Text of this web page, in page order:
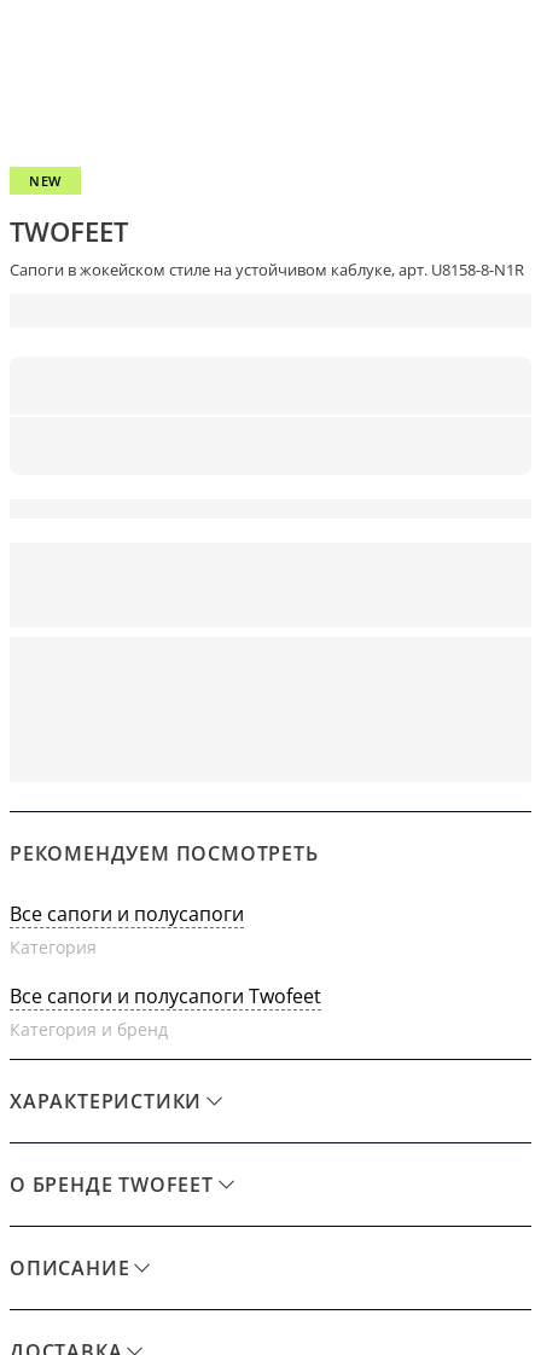
NEW
TWOFEET
Сапоги в жокейском стиле на устойчивом каблуке, арт. U8158-8-N1R
РЕКОМЕНДУЕМ ПОСМОТРЕТЬ
Все сапоги и полусапоги
Категория
Все сапоги и полусапоги Twofeet
Категория и бренд
ХАРАКТЕРИСТИКИ
О БРЕНДЕ TWOFEET
ОПИСАНИЕ